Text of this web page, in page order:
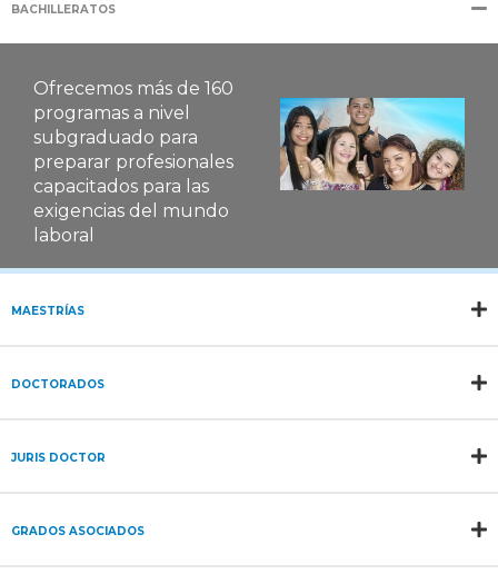
BACHILLERATOS
Ofrecemos más de 160
programas a nivel
subgraduado para
preparar profesionales
capacitados para las
exigencias del mundo
laboral
MAESTRÍAS
DOCTORADOS
JURIS DOCTOR
GRADOS ASOCIADOS